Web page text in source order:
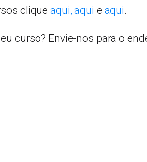
clique aqui, aqui e aqui.
curso? Envie-nos para o